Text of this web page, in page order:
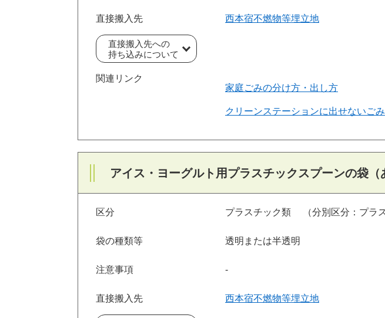
直接搬入先 西本宿不燃物等埋立地
直接搬入先への
持ち込みについて
関連リンク
家庭ごみの分け方・出し方
クリーンステーションに出せないごみ
アイス・ヨーグルト用プラスチックスプーンの袋
区分 プラスチック類 （分別区分：プラ
袋の種類等 透明または半透明
注意事項 ‐
直接搬入先 西本宿不燃物等埋立地